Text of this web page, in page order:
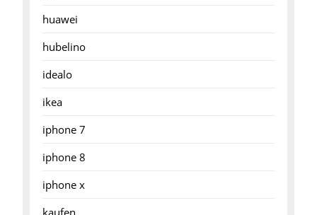
huawei
hubelino
idealo
ikea
iphone 7
iphone 8
iphone x